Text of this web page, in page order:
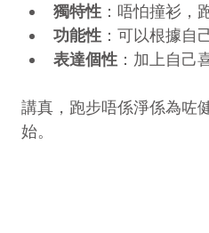
獨特性 ：唔怕撞衫，
功能性 ：可以根據自
表達個性 ：加上自己
講真，跑步唔係淨係為咗
始。